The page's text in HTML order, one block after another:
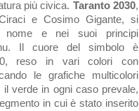
più civica. Taranto 2030,
e Cosimo Gigante,si
nome e nei suoi principi
Il cuore del simbolo è
reso in vari colori con
le grafiche multicolori
il verde in ogni caso prevale,
in cui è stato inserito